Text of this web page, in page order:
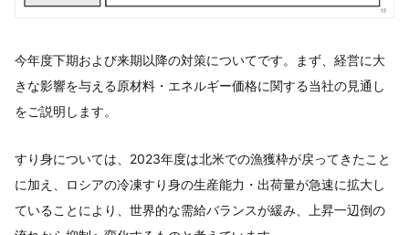
今年度下期および来期以降の対策についてです。まず、経営に大
きな影響を与える原材料・エネルギー価格に関する当社の見通し
をご説明します。
すり身については、2023年度は北米での漁獲枠が戻ってきたこと
に加え、ロシアの冷凍すり身の生産能力・出荷量が急速に拡大し
ていることにより、世界的な需給バランスが緩み、上昇一辺倒の